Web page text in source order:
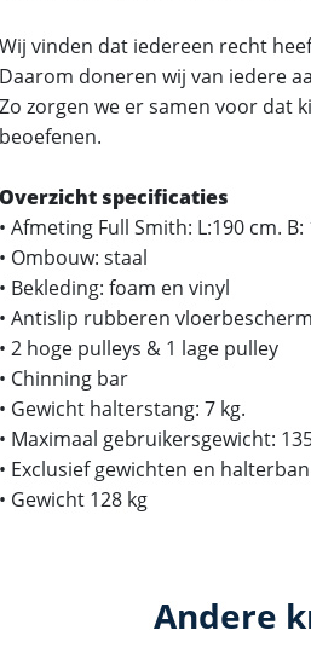
Wij vinden dat iedereen recht
Daarom doneren wij van iedere
Zo zorgen we er samen voor dat
beoefenen.
Overzicht specificaties
• Afmeting Full Smith: L:190 cm.
• Ombouw: staal
• Bekleding: foam en vinyl
• Antislip rubberen
• 2 hoge pulleys & 1 lage pulley
• Chinning bar
• Gewicht halterstang: 7 kg.
• Maximaal gebruikersgewicht:
• Exclusief gewichten en
• Gewicht 128 kg
Andere